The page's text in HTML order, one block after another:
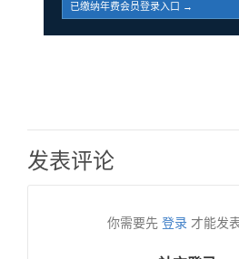
已缴纳年费会员登录入口 →
发表评论
你需要先 登录 才能发